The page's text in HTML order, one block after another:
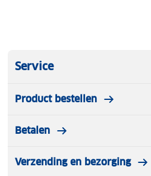
Service
Product bestellen
Betalen
Verzending en bezorging